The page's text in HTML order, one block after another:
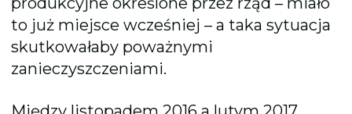
to już miejsce wcześniej – a taka sytuacja
skutkowałaby poważnymi
zanieczyszczeniami.